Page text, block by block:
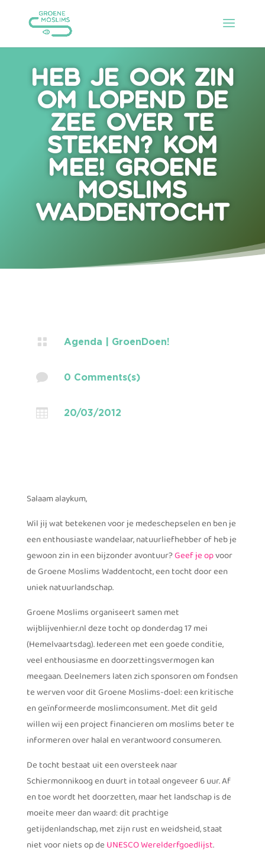
Heb je ook zin
om lopend de
zee over te
steken? Kom
mee! Groene
Moslims
Waddentocht
 Agenda GroenDoen!
 0 Comments(s)
 20/03/2012
Salaam alaykum,
Wil jij wat betekenen voor je medeschepselen en ben je
een enthousiaste wandelaar, natuurliefhebber of heb je
gewoon zin in een bijzonder avontuur?Geef je opvoor
de Groene Moslims Waddentocht, een tocht door een
uniek natuurlandschap.
Groene Moslims organiseert samen met
wijblijvenhier.nl deze tocht op donderdag 17 mei
(Hemelvaartsdag). Iedereen met een goede conditie,
veel enthousiasme en doorzettingsvermogen kan
meegaan. Deelnemers laten zich sponsoren om fondsen
te werven voor dit Groene Moslims-doel: een kritische
en geïnformeerde moslimconsument. Met dit geld
willen wij een project financieren om moslims beter te
informeren over halal en verantwoord consumeren.
De tocht bestaat uit een oversteek naar
Schiermonnikoog en duurt in totaal ongeveer 6 uur. Af
en toe wordt het doorzetten, maar het landschap is de
moeite meer dan waard: dit prachtige
getijdenlandschap, met zijn rust en weidsheid, staat
niet voor niets op de UNESCO Werelderfgoedlijst.